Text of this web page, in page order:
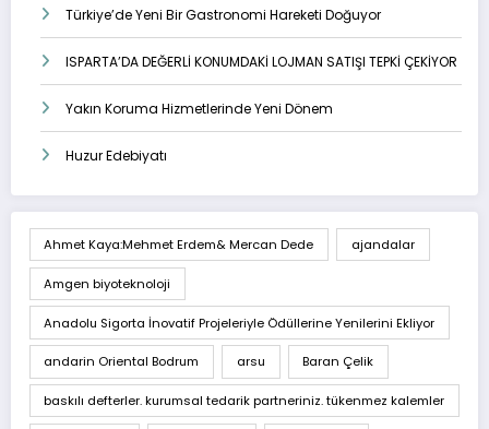
Türkiye’de Yeni Bir Gastronomi Hareketi Doğuyor
ISPARTA’DA DEĞERLİ KONUMDAKİ LOJMAN SATIŞI TEPKİ ÇEKİYOR
Yakın Koruma Hizmetlerinde Yeni Dönem
Huzur Edebiyatı
Ahmet Kaya:Mehmet Erdem& Mercan Dede ajandalar
Amgen biyoteknoloji
Anadolu Sigorta İnovatif Projeleriyle Ödüllerine Yenilerini Ekliyor
andarin Oriental Bodrum arsu Baran Çelik
baskılı defterler. kurumsal tedarik partneriniz. tükenmez kalemler